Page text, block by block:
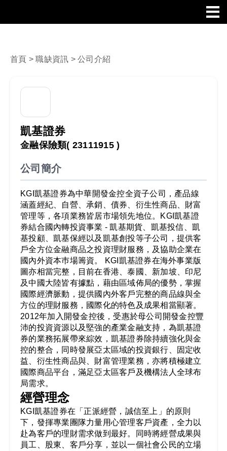
首頁 >職缺資訊 > 公司介紹
凱基證券
金融保險類( 23111915 )
公司簡介
KGI凱基證券為中華開發金控全資子公司，產品線
涵蓋經紀、自營、承銷、債券、衍生性商品、財富
管理等，各項業務皆居市場領先地位。KGI凱基證
券結合國內轉投資事業 - 凱基期貨、凱基投信、凱
基投顧、凱基保經以及凱基創投等子公司，提供客
戶全方位金融商品之投資理財服務，及協助企業在
國內外資本巿場籌資。 KGI凱基證券在海外事業版
圖亦相當完整，目前在香港、泰國、新加坡、印尼
及中國大陸皆有據點，藉由區域佈局的優勢，掌握
國際經濟脈動，提供國內外客戶完整的商品線與全
方位的理財服務，國際化的特色及成果相當顯著。
2012年加入開發金控後，受惠於母公司開發金控豐
沛的投資資源以及堅強的產業金融支持，為凱基證
券的業務拓展帶來綜效，凱基證券除持續強化與金
控的整合，同時發展亞太區域的投資銀行、固定收
益、衍生性商品與、財富管理業務，亦將積極建立
國際商品平台，滿足亞太區客戶及機構法人全球布
局需求。
經營理念
KGI凱基證券在「正派經營，誠信至上」的原則
下，發揮專業團隊力量用心管理客戶資產，全力以
赴為客戶的理財需求做到最好。同時將經營成果與
員工、股東、客戶分享，並以一個社會公民的立場